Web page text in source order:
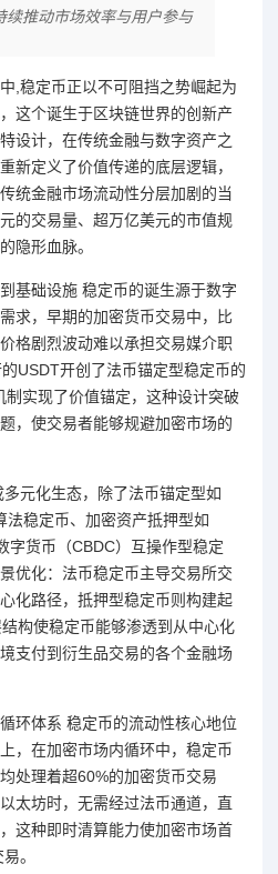
续推动市场效率与用户参与
,稳定币正以不可阻挡之势崛起为
这个诞生于区块链世界的创新产
设计，在传统金融与数字资产之
新定义了价值传递的底层逻辑，
统金融市场流动性分层加剧的当
的交易量、超万亿美元的市值规
隐形血脉。
基础设施 稳定币的诞生源于数字
求，早期的加密货币交易中，比
格剧烈波动难以承担交易媒介职
USDT开创了法币锚定型稳定币的
实现了价值锚定，这种设计突破
，使交易者能够规避加密市场的
元化生态，除了法币锚定型如
法稳定币、加密资产抵押型如
字货币（CBDC）互操作型稳定
优化：法币稳定币主导交易所交
化路径，抵押型稳定币则构建起
构使稳定币能够渗透到从中心化
支付到衍生品交易的各个金融场
环体系 稳定币的流动性核心地位
，在加密市场内循环中，稳定币
处理着超60%的加密货币交易
太坊时，无需经过法币通道，直
这种即时清算能力使加密市场首
。